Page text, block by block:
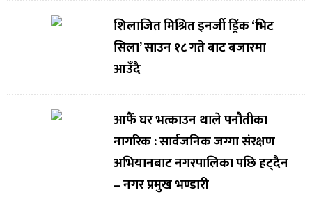
शिलाजित मिश्रित इनर्जी ड्रिंक ‘भिट
सिला’ साउन १८ गते बाट बजारमा
आउँदै
आफैं घर भत्काउन थाले पनौतीका
नागरिक : सार्वजनिक जग्गा संरक्षण
अभियानबाट नगरपालिका पछि हट्दैन
– नगर प्रमुख भण्डारी